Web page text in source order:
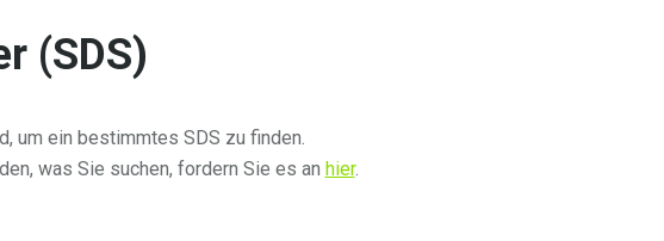
(SDS)
um ein bestimmtes SDS zu finden.
was Sie suchen, fordern Sie es an hier.